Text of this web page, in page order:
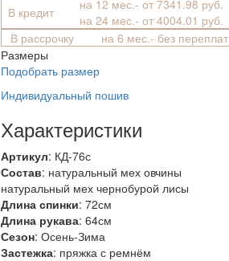
В кредит
на 12 мес.- от 7341.98 руб.
на 24 мес.- от 4004.01 руб.
В рассрочку
на 6 мес.- без переплат
Размеры
Подобрать размер
Индивидуальный пошив
Характеристики
Артикул: КД-76с
Состав: натуральный мех овчины
натуральный мех чернобурой лисы
Длина спинки: 72см
Длина рукава: 64см
Сезон: Осень-Зима
Застежка: пряжка с ремнём